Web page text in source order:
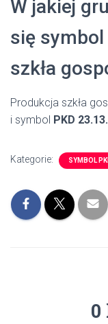
W jakiej
się symbol
szkła
Produkcja szkła
i symbol PKD
Kategorie: SYMBOL
0